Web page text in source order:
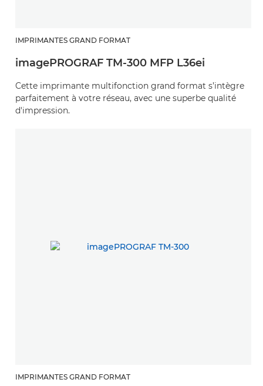
IMPRIMANTES GRAND FORMAT
imagePROGRAF TM-300 MFP L36ei
Cette imprimante multifonction grand format s’intègre
parfaitement à votre réseau, avec une superbe qualité
d'impression.
IMPRIMANTES GRAND FORMAT